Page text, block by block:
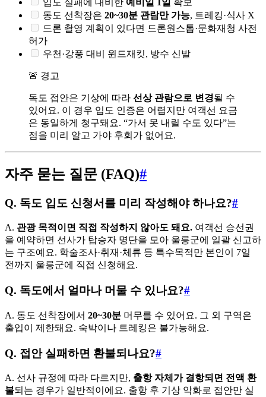
동도 선착장은 20~30분 관람만 가능, 트레킹·식사 X
드론 촬영 계획이 있다면 드론원스톱·문화재청 사전
허가
우천·강풍 대비 윈드재킷, 방수 신발
🚨 경고
독도 접안은 기상에 따라 선상 관람으로 변경될 수
있어요. 이 경우 입도 인증은 어렵지만 여객선 요금
은 동일하게 청구돼요. “가서 못 내릴 수도 있다”는
점을 미리 알고 가야 후회가 없어요.
자주 묻는 질문 (FAQ)#
Q. 독도 입도 신청서를 미리 작성해야 하나요?#
A. 관광 목적이면 직접 작성하지 않아도 돼요. 여객선 승선권
을 예약하면 선사가 탑승자 명단을 모아 울릉군에 일괄 신고하
는 구조예요. 학술조사·취재·체류 등 특수목적만 본인이 7일
전까지 울릉군에 직접 신청해요.
Q. 독도에서 얼마나 머물 수 있나요?#
A. 동도 선착장에서 20~30분 머무를 수 있어요. 그 외 구역은
출입이 제한돼요. 숙박이나 트레킹은 불가능해요.
Q. 접안 실패하면 환불되나요?#
A. 선사 규정에 따라 다르지만, 출항 자체가 결항되면 전액 환
불되는 경우가 일반적이에요. 출항 후 기상 악화로 접안만 실